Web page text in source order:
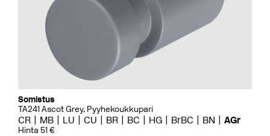
Somistus
TA241 Ascot Grey, Pyyhekoukkupari
CR MB LU CU BR BC HG BrBC BN AGr
Hinta 51 €